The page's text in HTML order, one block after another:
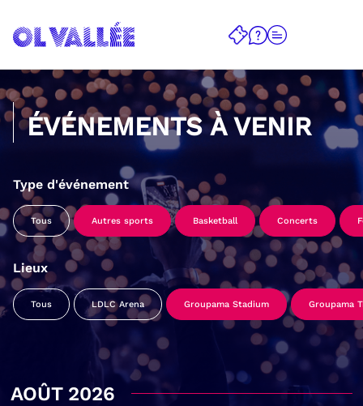
ÉVÉNEMENTS À VENIR
Type d'événement
Tous Autres sports Basketball Concerts
Lieux
Tous LDLC Arena Groupama Stadium Groupama
AOÛT 2026